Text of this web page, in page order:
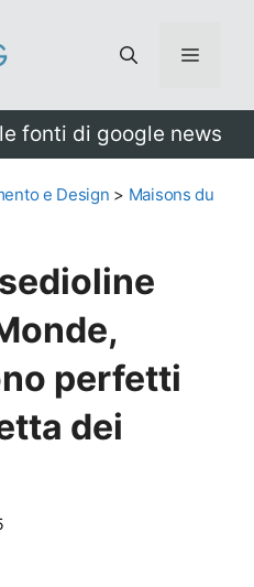
Menu
fonti di google news
e Design > Maisons du
perfetti
dei